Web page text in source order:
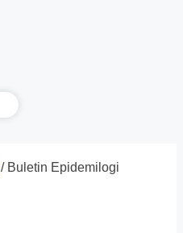
/ Buletin Epidemilogi